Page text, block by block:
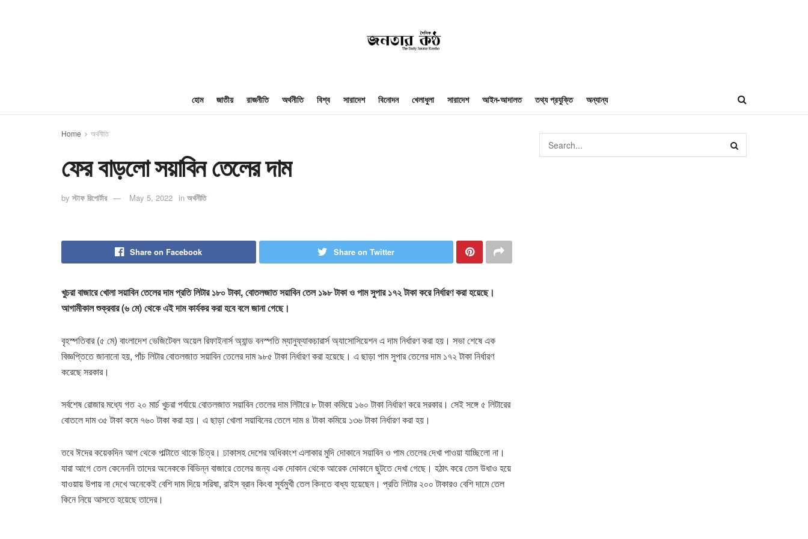
হোম জাতীয় রাজনীতি অর্থনীতি বিশ্ব সারাদেশ বিনোদন খেলাধুলা সারাদেশ আইন-আদালত তথ্য প্রযুক্তি অন্যান্য
Home অর্থনীতি
ফের বাড়লো সয়াবিন তেলের দাম
by স্টাফ রিপোর্টার May 5, 2022 in অর্থনীতি
Share on Facebook Share on Twitter
খুচরা বাজারে খোলা সয়াবিন তেলের দাম প্রতি লিটার ১৮০ টাকা, বোতলজাত সয়াবিন তেল ১৯৮ টাকা ও পাম সুপার ১৭২ টাকা করে নির্ধারণ করা হয়েছে।
আগামীকাল শুক্রবার (৬ মে) থেকে এই দাম কার্যকর করা হবে বলে জানা গেছে।
বৃহস্পতিবার (৫ মে) বাংলাদেশ ভেজিটেবল অয়েল রিফাইনার্স অ্যান্ড বনস্পতি ম্যানুফ্যাকচারার্স অ্যাসোসিয়েশন এ দাম নির্ধারণ করা হয়। সভা শেষে এক
বিজ্ঞপ্তিতে জানানো হয়, পাঁচ লিটার বোতলজাত সয়াবিন তেলের দাম ৯৮৫ টাকা নির্ধারণ করা হয়েছে। এ ছাড়া পাম ‍সুপার তেলের দাম ১৭২ টাকা নির্ধারণ
করেছে সরকার।
সর্বশেষ রোজার মধ্যে গত ২০ মার্চ খুচরা পর্যায়ে বোতলজাত সয়াবিন তেলের দাম লিটারে ৮ টাকা কমিয়ে ১৬০ টাকা নির্ধারণ করে সরকার। সেই সঙ্গে ৫ লিটারের
বোতলে দাম ৩৫ টাকা কমে ৭৬০ টাকা করা হয়। এ ছাড়া খোলা সয়াবিনের তেলে দাম ৪ টাকা কমিয়ে ১৩৬ টাকা নির্ধারণ করা হয়।
তবে ঈদের কয়েকদিন আগ থেকে পাল্টাতে থাকে চিত্র। ঢাকাসহ দেশের অধিকাংশ এলাকার মুদি দোকানে সয়াবিন ও পাম তেলের দেখা পাওয়া যাচ্ছিলো না।
যারা আগে তেল কেনেননি তাদের অনেককে বিভিন্ন বাজারে তেলের জন্য এক দোকান থেকে আরেক দোকানে ছুটতে দেখা গেছে। হঠাৎ করে তেল উধাও হয়ে
যাওয়ায় উপায় না দেখে অনেকেই বেশি দাম দিয়ে সরিষা, রাইস ব্রান কিংবা সূর্যমুখী তেল কিনতে বাধ্য হয়েছেন। প্রতি লিটার ২০০ টাকারও বেশি দামে তেল
কিনে নিয়ে আসতে হয়েছে তাদের।